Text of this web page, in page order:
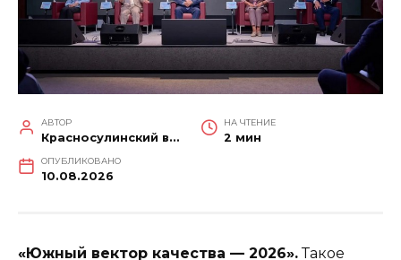
АВТОР
Красносулинский вестник
НА ЧТЕНИЕ
2 мин
ОПУБЛИКОВАНО
10.08.2026
«Южный вектор качества — 2026».Такое